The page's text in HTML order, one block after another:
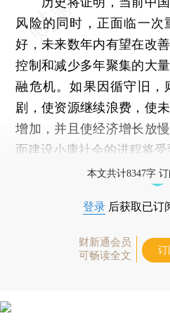
风险的同时，正面临一
好，未来数年内有望在改
控制和减少多年聚集的大
融危机。如果因循守旧，
剧，使资源继续浪费，使
增加，并且使经济增长放
面建设小康社会的进程将受
本文共计8347字
登录 后获取已订
财新通会员
可畅读全文
订